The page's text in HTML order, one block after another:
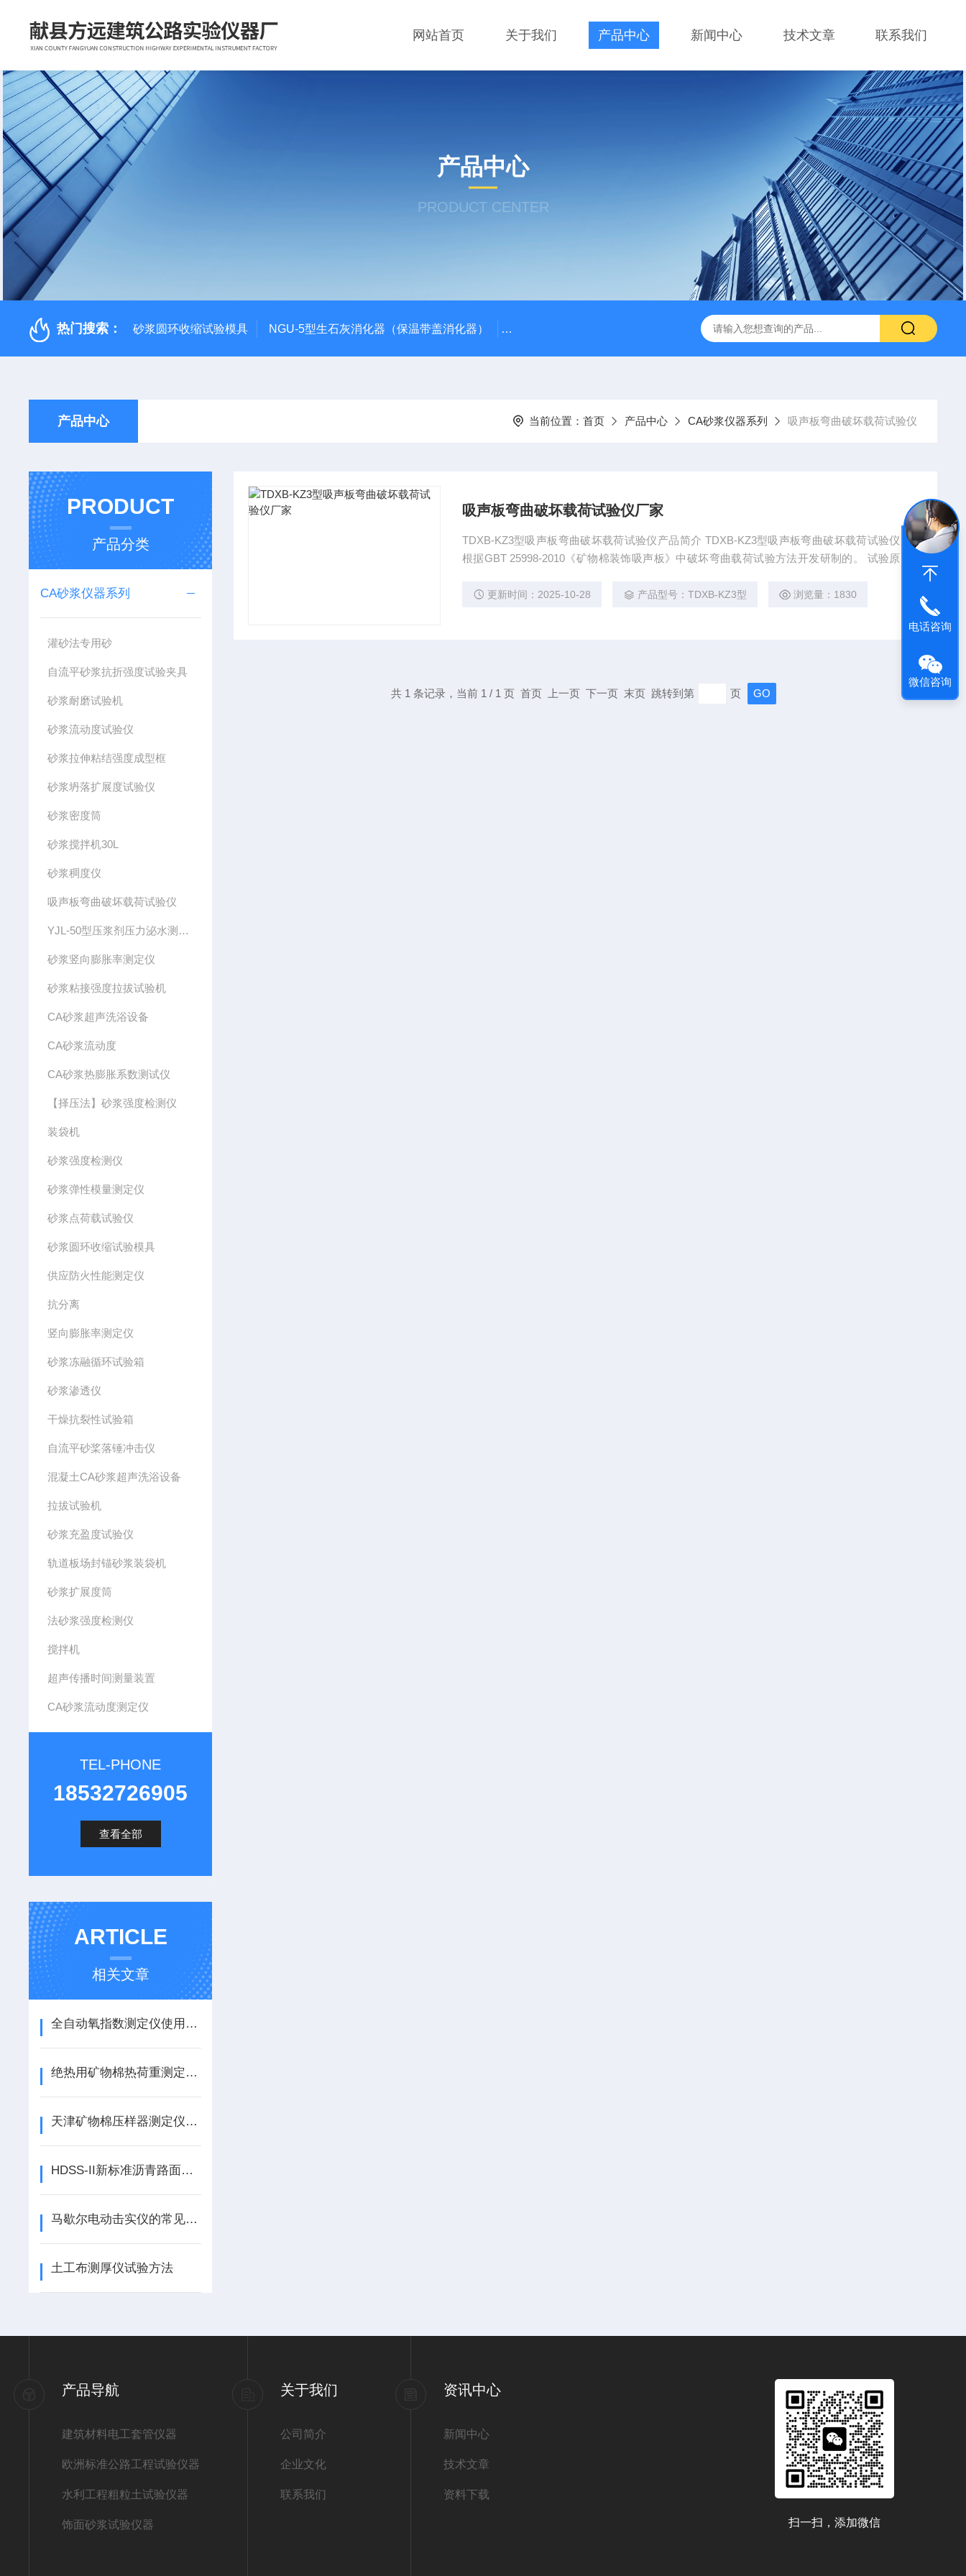
网站首页 关于我们 产品中心 新闻中心 技术文章 联系我们
产品中心
PRODUCT CENTER
热门搜索： 砂浆圆环收缩试验模具 NGU-5型生石灰消化器（保温带盖消化器） *GB/T 50080-2016标准普通混凝土泌水率试验容量筒试验方法 生石灰浆渣测定仪
产品中心 当前位置： 首页 产品中心 CA砂浆仪器系列 吸声板弯曲破坏载荷试验仪
PRODUCT
产品分类
CA砂浆仪器系列
灌砂法专用砂
自流平砂浆抗折强度试验夹具
砂浆耐磨试验机
砂浆流动度试验仪
砂浆拉伸粘结强度成型框
砂浆坍落扩展度试验仪
砂浆密度筒
砂浆搅拌机30L
砂浆稠度仪
吸声板弯曲破坏载荷试验仪
YJL-50型压浆剂压力泌水测定仪
砂浆竖向膨胀率测定仪
砂浆粘接强度拉拔试验机
CA砂浆超声洗浴设备
CA砂浆流动度
CA砂浆热膨胀系数测试仪
【择压法】砂浆强度检测仪
装袋机
砂浆强度检测仪
砂浆弹性模量测定仪
砂浆点荷载试验仪
砂浆圆环收缩试验模具
供应防火性能测定仪
抗分离
竖向膨胀率测定仪
砂浆冻融循环试验箱
砂浆渗透仪
干燥抗裂性试验箱
自流平砂桨落锤冲击仪
混凝土CA砂浆超声洗浴设备
拉拔试验机
砂浆充盈度试验仪
轨道板场封锚砂浆装袋机
砂浆扩展度筒
法砂浆强度检测仪
搅拌机
超声传播时间测量装置
CA砂浆流动度测定仪
TEL-PHONE
18532726905
查看全部
ARTICLE
相关文章
全自动氧指数测定仪使用注意事项
绝热用矿物棉热荷重测定仪，矿物棉热荷重测定仪
天津矿物棉压样器测定仪、渣求含量、振筛机系列
HDSS-II新标准沥青路面渗水仪使用说明
马歇尔电动击实仪的常见故障及注意事项
土工布测厚仪试验方法
吸声板弯曲破坏载荷试验仪厂家
TDXB-KZ3型吸声板弯曲破坏载荷试验仪产品简介 TDXB-KZ3型吸声板弯曲破坏载荷试验仪是
根据GBT 25998-2010《矿物棉装饰吸声板》中破坏弯曲载荷试验方法开发研制的。 试验原理
大载荷和挠度。吸声板弯曲破坏载荷试验仪厂家
更新时间：2025-10-28 产品型号：TDXB-KZ3型 浏览量：1830
共 1 条记录，当前 1 / 1 页 首页 上一页 下一页 末页 跳转到第 页
产品导航
建筑材料电工套管仪器
欧洲标准公路工程试验仪器
水利工程粗粒土试验仪器
饰面砂浆试验仪器
关于我们
公司简介
企业文化
联系我们
资讯中心
新闻中心
技术文章
资料下载
扫一扫，添加微信
电话咨询
微信咨询